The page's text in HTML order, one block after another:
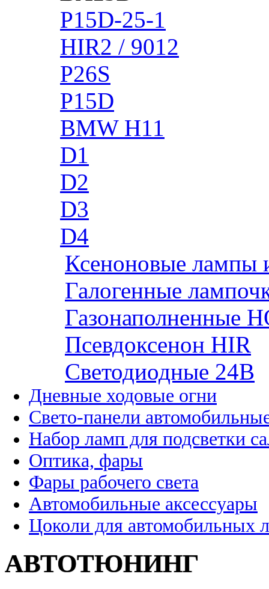
P15D-25-1
HIR2 / 9012
P26S
P15D
BMW H11
D1
D2
D3
D4
Ксеноновые лампы
Галогенные
Газонаполненные
Псевдоксенон HIR
Cветодиодные 24B
Дневные ходовые огни
Свето-панели
Набор ламп для подсветки
Оптика, фары
Фары рабочего света
Автомобильные аксессуары
Цоколи для автомобильных
АВТОТЮНИНГ